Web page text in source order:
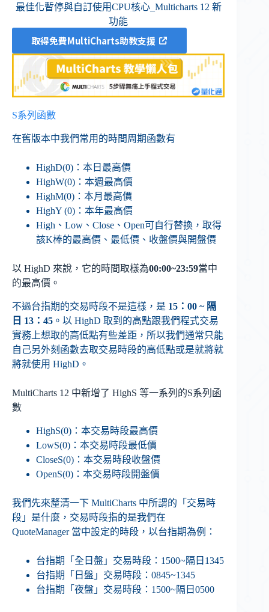
最佳化暫停與自訂使用CPU核心_Multicharts 12 新
功能
取得免費MultiCharts助教支援
S系列函數
在舊版本中我們常用的時間周期函數有
HighD(0)：本日最高價
HighW(0)：本週最高價
HighM(0)：本月最高價
HighY (0)：本年最高價
High、Low、Close、Open可自行替換，取得
該K棒的最高價、最低價、收盤價與開盤價
以 HighD 來說，它的時間取樣為00:00~23:59當中
的最高價。
不過台指期的交易時段不是這樣，是 15：00 ~ 隔
日 13：45 。以 HighD 取到的高點跟我們程式交易
實務上想取的高低點有些差距，所以我們通常只能
自己另外刻函數去取交易時段的高低點或是就將就
將就使用 HighD。
MultiCharts 12 中新增了 HighS 等一系列的S系列函
數
HighS(0)：本交易時段最高價
LowS(0)：本交易時段最低價
CloseS(0)：本交易時段收盤價
OpenS(0)：本交易時段開盤價
我們先來釐清一下 MultiCharts 中所謂的「交易時
段」是什麼，交易時段指的是我們在
QuoteManager 當中設定的時段，以台指期為例：
台指期「全日盤」交易時段：1500~隔日1345
台指期「日盤」交易時段：0845~1345
台指期「夜盤」交易時段：1500~隔日0500